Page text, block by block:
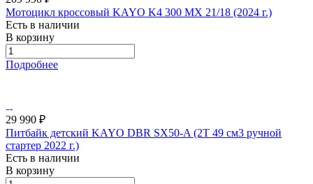
Мотоцикл кроссовый KAYO K4 300 MX 21/18 (2024 г.)
Есть в наличии
В корзину
Подробнее
29 990 ₽
Питбайк детский KAYO DBR SX50-A (2T 49 см3 ручной
стартер 2022 г.)
Есть в наличии
В корзину